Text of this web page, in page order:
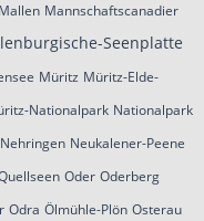
Mallen Mannschaftscanadier
Seenplatte
Müritz Müritz-Elde-
Nationalpark Nationalpark
Nehringen Neukalener-Peene
Oder Oderberg
Odra Ölmühle-Plön Osterau